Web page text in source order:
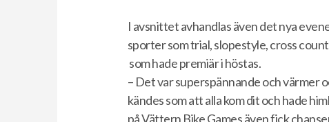
I avsnittet avhandlas även det nya
sporter som trial, slopestyle, cross
som hade premiär i höstas.
– Det var superspännande och värmer
kändes som att alla kom dit och hade
på Vättern Bike Games även fick